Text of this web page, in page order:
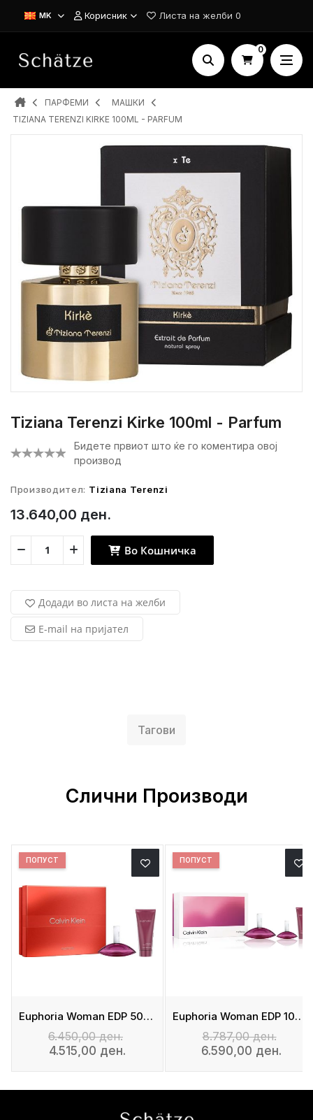
MK Корисник Листа на желби 0
0
ПАРФЕМИ
MAШКИ
TIZIANA TERENZI KIRKE 100ML - PARFUM
Tiziana Terenzi Kirke 100ml - Parfum
Бидете првиот што ќе го коментира овој
производ
Производител: Tiziana Terenzi
13.640,00 ден.
Во Кошничка
Додади во листа на желби
E-mail на пријател
Тагови
Слични Производи
Euphoria Woman EDP 50ml + Body Lotion 100ml
ПОПУСТ
6.450,00 ден.
4.515,00 ден.
Euphoria Woman EDP 100ml + Euphoria Woman EDP 30ml + Body Lotion 100ml
ПОПУСТ
8.787,00 ден.
6.590,00 ден.